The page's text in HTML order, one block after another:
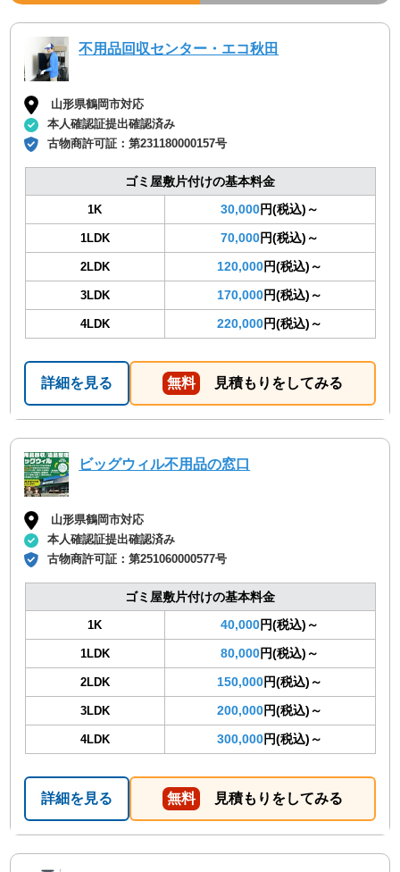
不用品回収センター・エコ秋田
山形県鶴岡市対応
本人確認証提出確認済み
古物商許可証：第231180000157号
ゴミ屋敷片付けの基本料金
1K 30,000円(税込)～
1LDK 70,000円(税込)～
2LDK 120,000円(税込)～
3LDK 170,000円(税込)～
4LDK 220,000円(税込)～
詳細を見る 無料 見積もりをしてみる
ビッグウィル不用品の窓口
山形県鶴岡市対応
本人確認証提出確認済み
古物商許可証：第251060000577号
ゴミ屋敷片付けの基本料金
1K 40,000円(税込)～
1LDK 80,000円(税込)～
2LDK 150,000円(税込)～
3LDK 200,000円(税込)～
4LDK 300,000円(税込)～
詳細を見る 無料 見積もりをしてみる